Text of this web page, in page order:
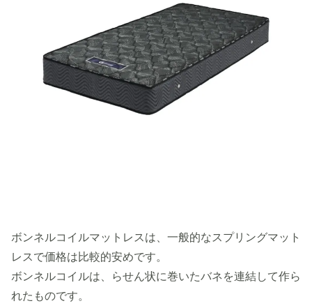
ボンネルコイルマットレスは、一般的なスプリングマット
レスで価格は比較的安めです。
ボンネルコイルは、らせん状に巻いたバネを連結して作ら
れたものです。